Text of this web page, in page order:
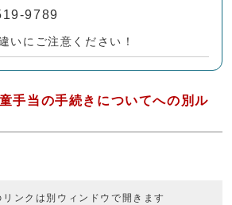
9789
いにご注意ください！
手当の手続きについてへの別ル
ンクは別ウィンドウで開きます